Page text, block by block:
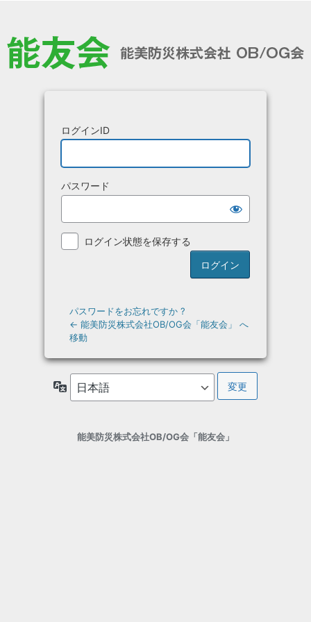
ログインID
パスワード
ログイン状態を保存する
パスワードをお忘れですか ?
← 能美防災株式会社OB/OG会「能友会」 へ
移動
語
能美防災株式会社OB/OG会「能友会」